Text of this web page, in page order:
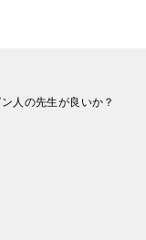
人の先生が良いか？